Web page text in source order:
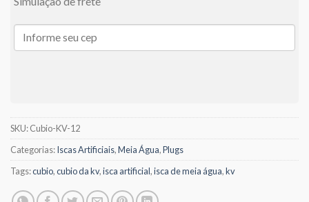
SKU:Cubio-KV-12
Categorias:Iscas Artificiais,Meia Água,Plugs
Tags:cubio,cubio da kv,isca artificial,isca de meia água,kv